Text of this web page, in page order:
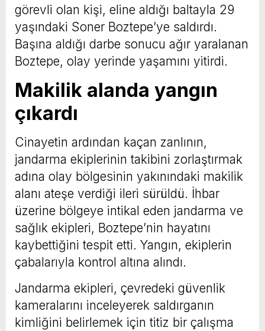
görevli olan kişi, eline aldığı baltayla 29
yaşındaki Soner Boztepe’ye saldırdı.
Başına aldığı darbe sonucu ağır yaralanan
Boztepe, olay yerinde yaşamını yitirdi.
Makilik alanda yangın
çıkardı
Cinayetin ardından kaçan zanlının,
jandarma ekiplerinin takibini zorlaştırmak
adına olay bölgesinin yakınındaki makilik
alanı ateşe verdiği ileri sürüldü. İhbar
üzerine bölgeye intikal eden jandarma ve
sağlık ekipleri, Boztepe’nin hayatını
kaybettiğini tespit etti. Yangın, ekiplerin
çabalarıyla kontrol altına alındı.
Jandarma ekipleri, çevredeki güvenlik
kameralarını inceleyerek saldırganın
kimliğini belirlemek için titiz bir çalışma